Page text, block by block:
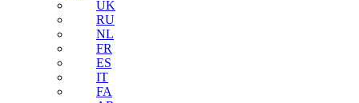
UK
RU
NL
FR
ES
IT
FA